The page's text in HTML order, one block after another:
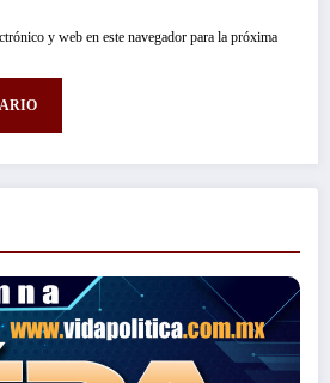
y web en este navegador para la próxima